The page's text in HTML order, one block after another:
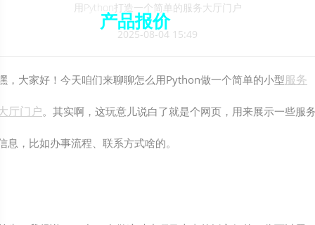
产品报价
用Python打造一个简单的服务大厅门户
2025-08-04 15:49
，大家好！今天咱们来聊聊怎么用Python做一个简单的小型服务
厅门户。其实啊，这玩意儿说白了就是个网页，用来展示一些服
息，比如办事流程、联系方式啥的。